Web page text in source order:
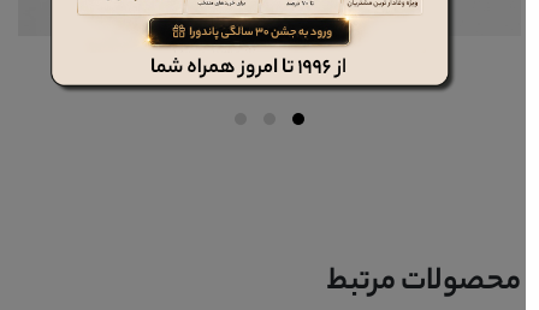
کت چرم مردانه کد pcm149
محصولات مرتبط